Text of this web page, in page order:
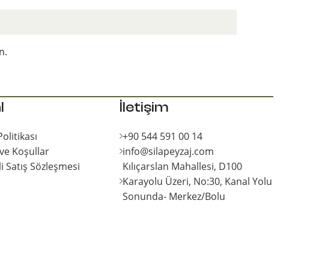
Koşullar
Satış Sözleşmesi
İletişim
+90 544 591 00 14
info@silapeyzaj.com
Kılıçarslan Mahallesi, D100
Karayolu Üzeri, No:30, Kanal Yolu
Sonunda- Merkez/Bolu